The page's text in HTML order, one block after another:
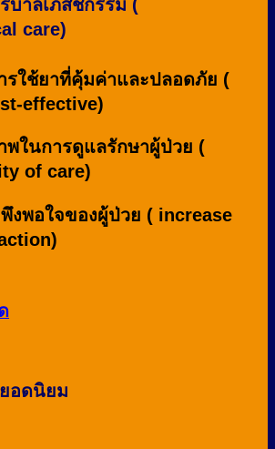
บาลเภสัชกรรม (
care)
รใช้ยาที่คุ้มค่าและปลอดภัย (
effective)
นการดูแลรักษาผู้ป่วย (
of care)
พอใจของผู้ป่วย ( increase
อดนิยม